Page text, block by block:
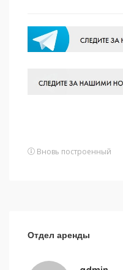
Вновь построенный
Отдел аренды